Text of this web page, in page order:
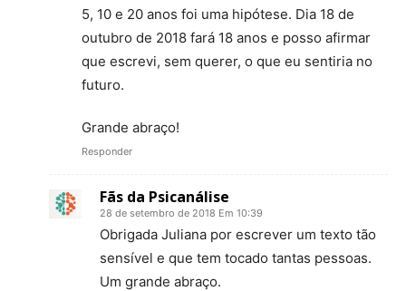
5, 10 e 20 anos foi uma hipótese. Dia 18 de
outubro de 2018 fará 18 anos e posso afirmar
que escrevi, sem querer, o que eu sentiria no
futuro.
Grande abraço!
Responder
Fãs da Psicanálise
28 de setembro de 2018 Em 10:39
Obrigada Juliana por escrever um texto tão
sensível e que tem tocado tantas pessoas.
Um grande abraço.